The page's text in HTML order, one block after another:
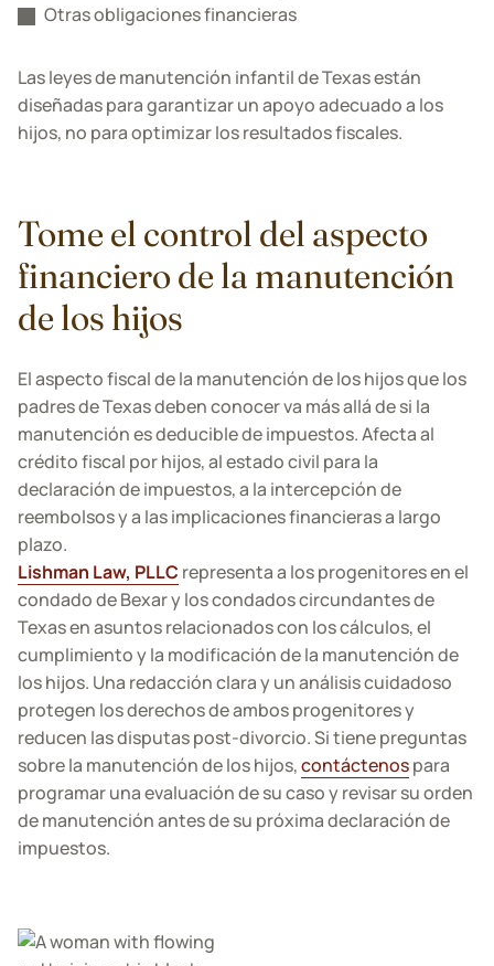
Otras obligaciones financieras
Las leyes de manutención infantil de Texas están
diseñadas para garantizar un apoyo adecuado a los
hijos, no para optimizar los resultados fiscales.
Tome el control del aspecto
financiero de la manutención
de los hijos
El aspecto fiscal de la manutención de los hijos que los
padres de Texas deben conocer va más allá de si la
manutención es deducible de impuestos. Afecta al
crédito fiscal por hijos, al estado civil para la
declaración de impuestos, a la intercepción de
reembolsos y a las implicaciones financieras a largo
plazo.
Lishman Law, PLLC representa a los progenitores en el
condado de Bexar y los condados circundantes de
Texas en asuntos relacionados con los cálculos, el
cumplimiento y la modificación de la manutención de
los hijos. Una redacción clara y un análisis cuidadoso
protegen los derechos de ambos progenitores y
reducen las disputas post-divorcio. Si tiene preguntas
sobre la manutención de los hijos,contáctenospara
programar una evaluación de su caso y revisar su orden
de manutención antes de su próxima declaración de
impuestos.